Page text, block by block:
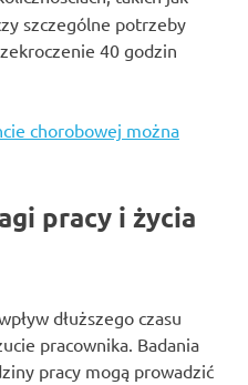
szczególne potrzeby
40 godzin
chorobowej można
pracy i życia
dłuższego czasu
pracownika. Badania
pracy mogą prowadzić